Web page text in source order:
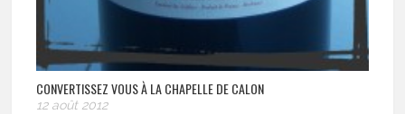
CONVERTISSEZ VOUS À LA CHAPELLE DE CALON
12 août 2012